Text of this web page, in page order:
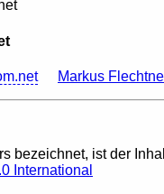
Markus
bezeichnet, ist der
International